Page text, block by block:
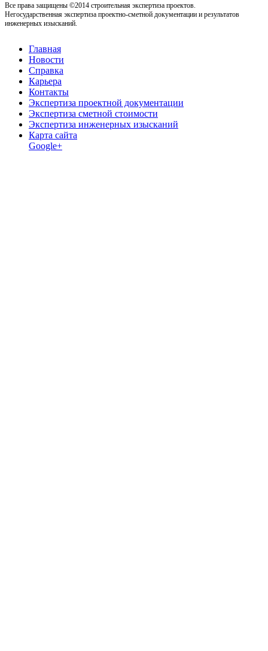
Все права защищены ©2014 строительная экспертиза проектов.
Негосударственная экспертиза проектно-сметной документации и результатов
инженерных изысканий.
Главная
Новости
Справка
Карьера
Контакты
Экспертиза проектной документации
Экспертиза сметной стоимости
Экспертиза инженерных изысканий
Карта сайта
Google+